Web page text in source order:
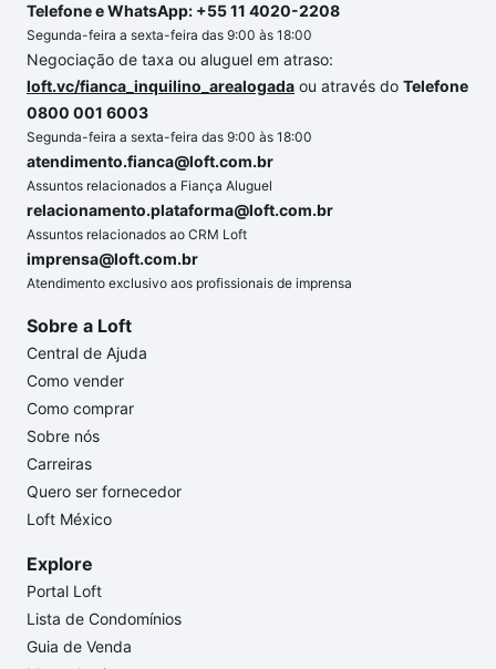
Telefone e WhatsApp: +55 11 4020-2208
Segunda-feira a sexta-feira das 9:00 às 18:00
Negociação de taxa ou aluguel em atraso:
loft.vc/fianca_inquilino_arealogada ou através do Telefone
0800 001 6003
Segunda-feira a sexta-feira das 9:00 às 18:00
atendimento.fianca@loft.com.br
Assuntos relacionados a Fiança Aluguel
relacionamento.plataforma@loft.com.br
Assuntos relacionados ao CRM Loft
imprensa@loft.com.br
Atendimento exclusivo aos profissionais de imprensa
Sobre a Loft
Central de Ajuda
Como vender
Como comprar
Sobre nós
Carreiras
Quero ser fornecedor
Loft México
Explore
Portal Loft
Lista de Condomínios
Guia de Venda